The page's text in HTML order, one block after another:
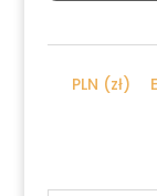
2009PLN (zł)